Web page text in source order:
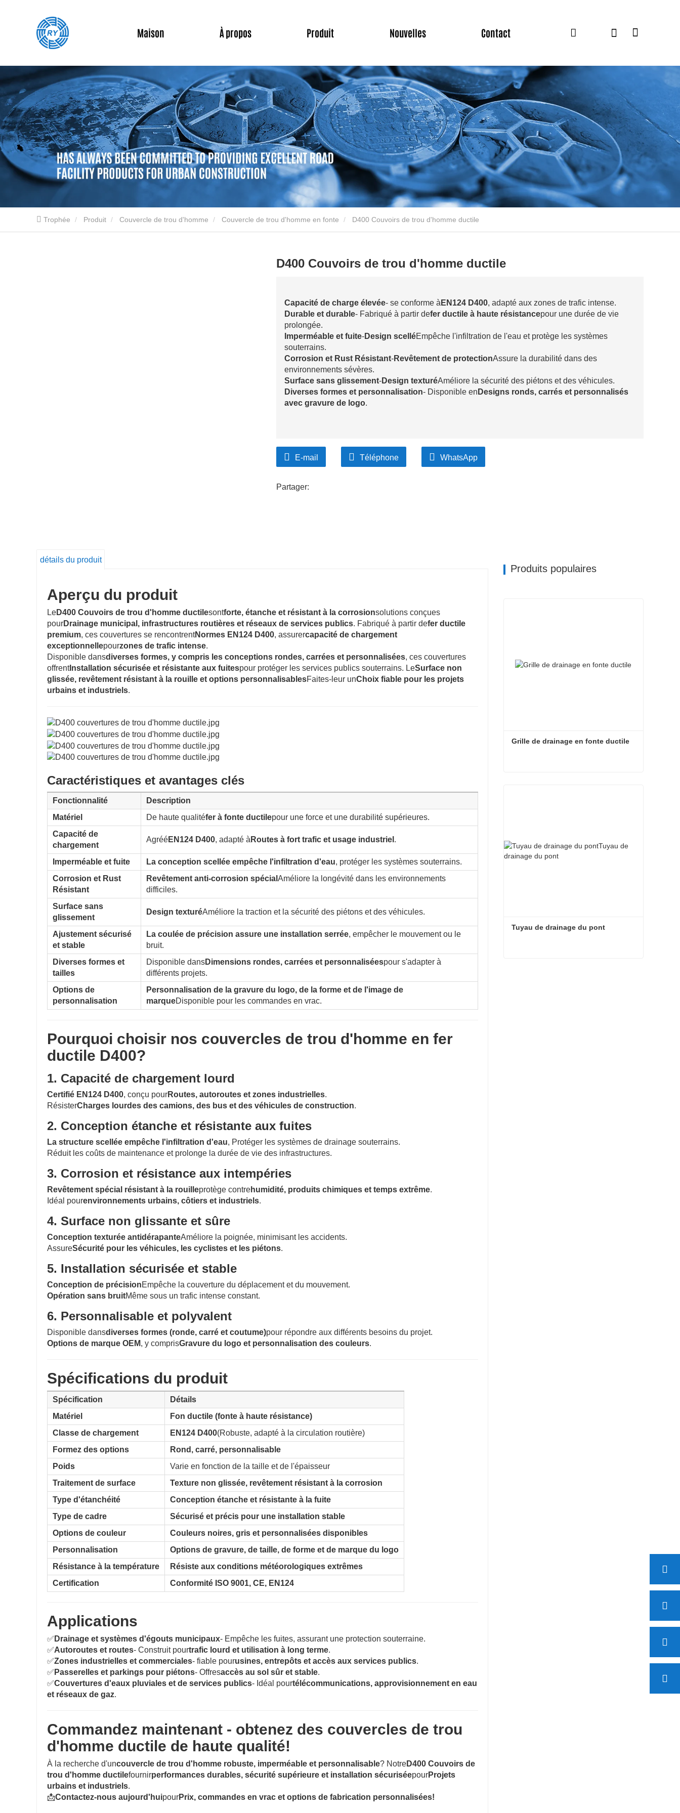
Maison À propos Produit Nouvelles Contact
Trophée Produit Couvercle de trou d'homme Couvercle de trou d'homme en fonte D400 Couvoirs de trou d'homme ductile
D400 Couvoirs de trou d'homme ductile
Capacité de charge élevée- se conforme à EN124 D400, adapté aux zones de trafic intense.
Durable et durable- Fabriqué à partir defer ductile à haute résistancepour une durée de vie
prolongée.
Imperméable et fuite-Design scelléEmpêche l'infiltration de l'eau et protège les systèmes
souterrains.
Corrosion et Rust Résistant-Revêtement de protectionAssure la durabilité dans des
environnements sévères.
Surface sans glissement-Design texturéAméliore la sécurité des piétons et des véhicules.
Diverses formes et personnalisation- Disponible en Designs ronds, carrés et personnalisés
avec gravure de logo.
E-mail Téléphone WhatsApp
Partager:
détails du produit
Aperçu du produit
LeD400 Couvoirs de trou d'homme ductilesontforte, étanche et résistant à la corrosionsolutions conçues
pourDrainage municipal, infrastructures routières et réseaux de services publics. Fabriqué à partir defer ductile
premium, ces couvertures se rencontrentNormes EN124 D400, assurercapacité de chargement
exceptionnellepourzones de trafic intense.
Disponible dansdiverses formes, y compris les conceptions rondes, carrées et personnalisées, ces couvertures
offrentInstallation sécurisée et résistante aux fuitespour protéger les services publics souterrains. LeSurface non
glissée, revêtement résistant à la rouille et options personnalisablesFaites-leur unChoix fiable pour les projets
urbains et industriels.
Caractéristiques et avantages clés
Fonctionnalité
Description
Matériel
De haute qualitéfer à fonte ductilepour une force et une durabilité supérieures.
Capacité de
chargement
AgrééEN124 D400, adapté àRoutes à fort trafic et usage industriel .
Imperméable et fuite La conception scellée empêche l'infiltration d'eau, protéger les systèmes souterrains.
Corrosion et Rust
Résistant
Revêtement anti-corrosion spécial Améliore la longévité dans les environnements
difficiles.
Surface sans
glissement
Design texturéAméliore la traction et la sécurité des piétons et des véhicules.
Ajustement sécurisé
et stable
La coulée de précision assure une installation serrée, empêcher le mouvement ou le
bruit.
Diverses formes et
tailles
Disponible dansDimensions rondes, carrées et personnaliséespour s'adapter à
différents projets.
Options de
personnalisation
Personnalisation de la gravure du logo, de la forme et de l'image de
marqueDisponible pour les commandes en vrac.
Pourquoi choisir nos couvercles de trou d'homme en fer
ductile D400?
1. Capacité de chargement lourd
Certifié EN124 D400, conçu pourRoutes, autoroutes et zones industrielles.
RésisterCharges lourdes des camions, des bus et des véhicules de construction.
2. Conception étanche et résistante aux fuites
La structure scellée empêche l'infiltration d'eau, Protéger les systèmes de drainage souterrains.
Réduit les coûts de maintenance et prolonge la durée de vie des infrastructures.
3. Corrosion et résistance aux intempéries
Revêtement spécial résistant à la rouilleprotège contrehumidité, produits chimiques et temps extrême.
Idéal pourenvironnements urbains, côtiers et industriels.
4. Surface non glissante et sûre
Conception texturée antidérapanteAméliore la poignée, minimisant les accidents.
AssureSécurité pour les véhicules, les cyclistes et les piétons.
5. Installation sécurisée et stable
Conception de précisionEmpêche la couverture du déplacement et du mouvement.
Opération sans bruitMême sous un trafic intense constant.
6. Personnalisable et polyvalent
Disponible dansdiverses formes (ronde, carré et coutume)pour répondre aux différents besoins du projet.
Options de marque OEM, y comprisGravure du logo et personnalisation des couleurs.
Spécifications du produit
Spécification
Détails
Matériel
Fon ductile (fonte à haute résistance)
Classe de chargement
EN124 D400(Robuste, adapté à la circulation routière)
Formez des options
Rond, carré, personnalisable
Poids
Varie en fonction de la taille et de l'épaisseur
Traitement de surface
Texture non glissée, revêtement résistant à la corrosion
Type d'étanchéité
Conception étanche et résistante à la fuite
Type de cadre
Sécurisé et précis pour une installation stable
Options de couleur
Couleurs noires, gris et personnalisées disponibles
Personnalisation
Options de gravure, de taille, de forme et de marque du logo
Résistance à la température
Résiste aux conditions météorologiques extrêmes
Certification
Conformité ISO 9001, CE, EN124
Applications
✅ Drainage et systèmes d'égouts municipaux- Empêche les fuites, assurant une protection souterraine.
✅Autoroutes et routes- Construit pourtrafic lourd et utilisation à long terme.
✅Zones industrielles et commerciales- fiable pourusines, entrepôts et accès aux services publics.
✅ Passerelles et parkings pour piétons- Offresaccès au sol sûr et stable.
✅Couvertures d'eaux pluviales et de services publics- Idéal pourtélécommunications, approvisionnement en eau
et réseaux de gaz.
Commandez maintenant - obtenez des couvercles de trou
d'homme ductile de haute qualité!
À la recherche d'uncouvercle de trou d'homme robuste, imperméable et personnalisable? NotreD400 Couvoirs de
trou d'homme ductilefournirperformances durables, sécurité supérieure et installation sécuriséepourProjets
urbains et industriels.
📩Contactez-nous aujourd'huipourPrix, commandes en vrac et options de fabrication personnalisées!
Produits populaires
Grille de drainage en fonte ductile
Tuyau de drainage du pont